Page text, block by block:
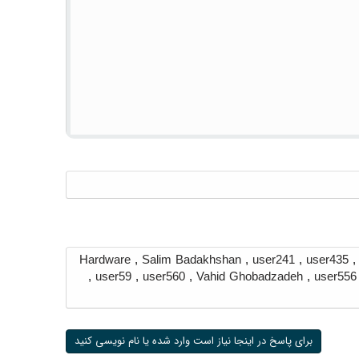
,
user435
,
user241
,
Salim Badakhshan
,
Hardware
user556
,
Vahid Ghobadzadeh
,
user560
,
user59
,
برای پاسخ در اینجا نیاز است وارد شده یا نام نویسی کنید